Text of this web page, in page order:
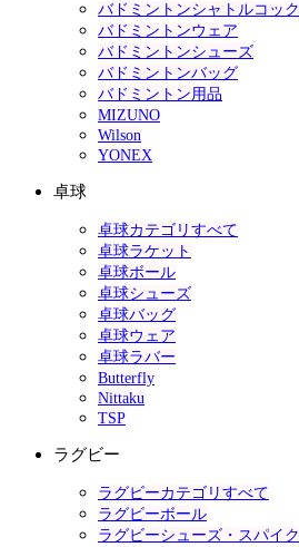
バドミントンシャトルコック
バドミントンウェア
バドミントンシューズ
バドミントンバッグ
バドミントン用品
MIZUNO
Wilson
YONEX
卓球
卓球カテゴリすべて
卓球ラケット
卓球ボール
卓球シューズ
卓球バッグ
卓球ウェア
卓球ラバー
Butterfly
Nittaku
TSP
ラグビー
ラグビーカテゴリすべて
ラグビーボール
ラグビーシューズ・スパイク